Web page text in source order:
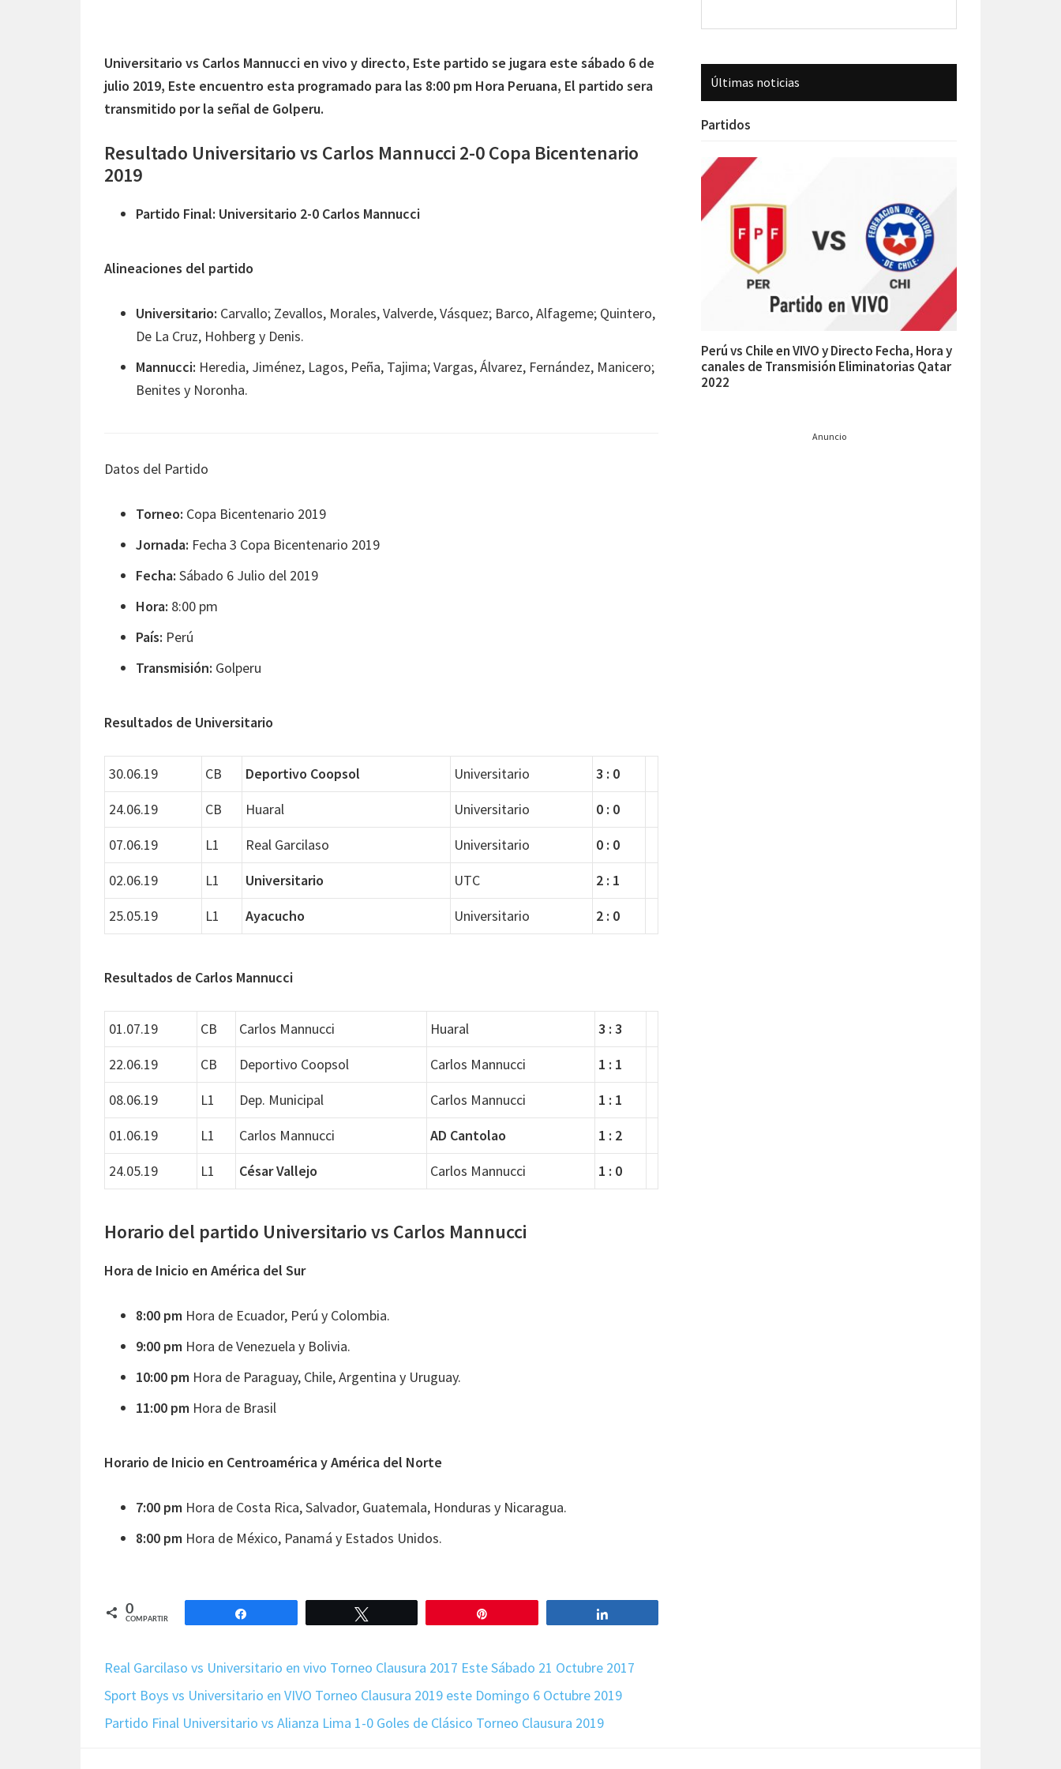
Universitario vs Carlos Mannucci en vivo y directo, Este partido se jugara este sábado 6 de
julio 2019, Este encuentro esta programado para las 8:00 pm Hora Peruana, El partido sera
transmitido por la señal de Golperu.
Resultado Universitario vs Carlos Mannucci 2-0 Copa Bicentenario
2019
Partido Final: Universitario 2-0 Carlos Mannucci
Alineaciones del partido
Universitario: Carvallo; Zevallos, Morales, Valverde, Vásquez; Barco, Alfageme; Quintero,
De La Cruz, Hohberg y Denis.
Mannucci: Heredia, Jiménez, Lagos, Peña, Tajima; Vargas, Álvarez, Fernández, Manicero;
Benites y Noronha.
Datos del Partido
Torneo: Copa Bicentenario 2019
Jornada: Fecha 3 Copa Bicentenario 2019
Fecha: Sábado 6 Julio del 2019
Hora: 8:00 pm
País: Perú
Transmisión: Golperu
Resultados de Universitario
30.06.19 CB Deportivo Coopsol Universitario
3 : 0
24.06.19
CB Huaral Universitario
0 : 0
07.06.19
L1 Real Garcilaso Universitario
0 : 0
02.06.19
L1 Universitario UTC
2 : 1
25.05.19
L1 Ayacucho Universitario 2 : 0
Resultados de Carlos Mannucci
01.07.19 CB Carlos Mannucci Huaral
3 : 3
22.06.19
CB Deportivo Coopsol Carlos Mannucci
1 : 1
08.06.19
L1 Dep. Municipal Carlos Mannucci
1 : 1
01.06.19
L1 Carlos Mannucci AD Cantolao
1 : 2
24.05.19
L1 César Vallejo Carlos Mannucci 1 : 0
Horario del partido Universitario vs Carlos Mannucci
Hora de Inicio en América del Sur
8:00 pm Hora de Ecuador, Perú y Colombia.
9:00 pm Hora de Venezuela y Bolivia.
10:00 pm Hora de Paraguay, Chile, Argentina y Uruguay.
11:00 pm Hora de Brasil
Horario de Inicio en Centroamérica y América del Norte
7:00 pm Hora de Costa Rica, Salvador, Guatemala, Honduras y Nicaragua.
8:00 pm Hora de México, Panamá y Estados Unidos.
0
COMPARTIR
Real Garcilaso vs Universitario en vivo Torneo Clausura 2017 Este Sábado 21 Octubre 2017
Sport Boys vs Universitario en VIVO Torneo Clausura 2019 este Domingo 6 Octubre 2019
Partido Final Universitario vs Alianza Lima 1-0 Goles de Clásico Torneo Clausura 2019
Últimas noticias
Partidos
Perú vs Chile en VIVO y Directo Fecha, Hora y
canales de Transmisión Eliminatorias Qatar
2022
Anuncio